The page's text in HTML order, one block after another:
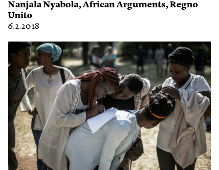
Nanjala Nyabola,African Arguments,Regno
Unito
6.2.2018